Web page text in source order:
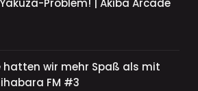
Problem! | Akiba Arcade
hatten wir mehr Spaß als mit
FM #3